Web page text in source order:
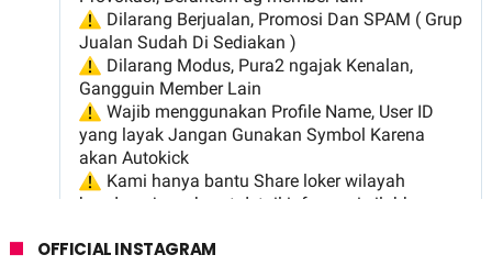
OFFICIAL INSTAGRAM